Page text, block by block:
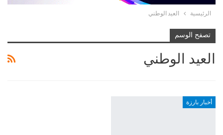
الرئيسية العيد الوطني
تصفح الوسم
العيد الوطني
أخبار بارزة